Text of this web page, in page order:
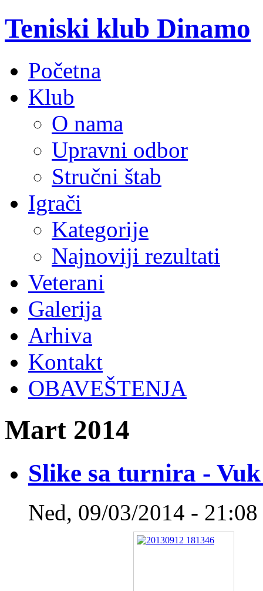
Teniski klub Dinamo
Početna
Klub
O nama
Upravni odbor
Stručni štab
Igrači
Kategorije
Najnoviji rezultati
Veterani
Galerija
Arhiva
Kontakt
OBAVEŠTENJA
Mart 2014
Slike sa turnira -
Ned, 09/03/2014 - 21:08